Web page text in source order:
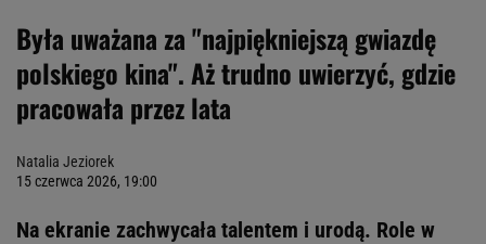
Była uważana za "najpiękniejszą gwiazdę
polskiego kina". Aż trudno uwierzyć, gdzie
pracowała przez lata
Natalia Jeziorek
15 czerwca 2026, 19:00
Na ekranie zachwycała talentem i urodą. Role w